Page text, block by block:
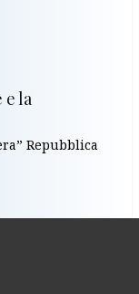
e la
Repubblica